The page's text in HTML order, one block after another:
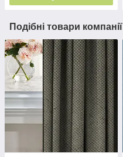
Подібні товари компанії